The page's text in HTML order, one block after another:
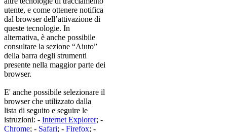
utente, e come ottenere notifica
dal browser dell’attivazione di
queste tecnologie. In
alternativa, è anche possibile
consultare la sezione “Aiuto”
della barra degli strumenti
presente nella maggior parte dei
browser.
E' anche possibile selezionare il
browser che utilizzato dalla
lista di seguito e seguire le
istruzioni: - Internet Explorer; -
Chrome; - Safari; - Firefox; -